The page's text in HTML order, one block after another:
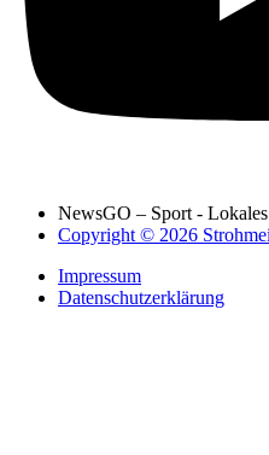
NewsGO – Sport -
Copyright © 2026
Impressum
Datenschutzerklärung